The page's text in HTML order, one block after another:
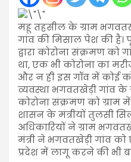
महू तहसील के ग्राम
गांव की मिसाल पेश की है।
द्वारा कोरोना संक्रमण को
था, एक भी कोरोना का
और न ही इस गॉव में कोई
व्यवस्था भगवतखेड़ी गांव के
कोरोना संक्रमण को ग्राम
शासन के मंत्रीयों तुलसी
अधिकारियों ने ग्राम
मंत्री ने भगवतखेड़ी गांव
प्रदेश में लागू करने की भी